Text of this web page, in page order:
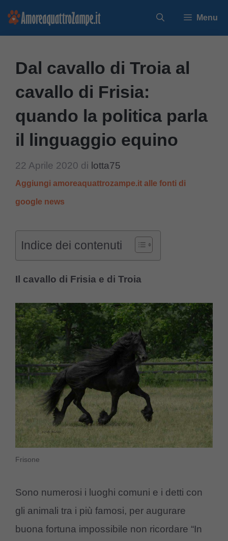
Vai
Menu
Dal cavallo di Troia al
cavallo di Frisia:
quando la politica parla
il linguaggio equino
22 Aprile 2020 di lotta75
Aggiungi amoreaquattrozampe.it alle fonti di
google news
Indice dei contenuti
Il cavallo di Frisia e di Troia
Frisone
Sono numerosi i luoghi comuni e i detti con
gli animali tra i più famosi, per augurare
buona fortuna impossibile non ricordare “In